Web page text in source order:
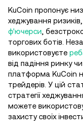
KuCoin пропонує
хеджування
ф'ючерси ,
торгових ботів.
використовуєте
від падіння ринку чи
платформа KuCoin
трейдерів. У цій
стратегії
можете
захисту своїх